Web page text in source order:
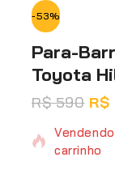
-53%
Para-
Toyota
R$590 R$
14
carrinho